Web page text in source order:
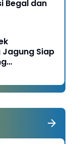
Begal dan
Siap